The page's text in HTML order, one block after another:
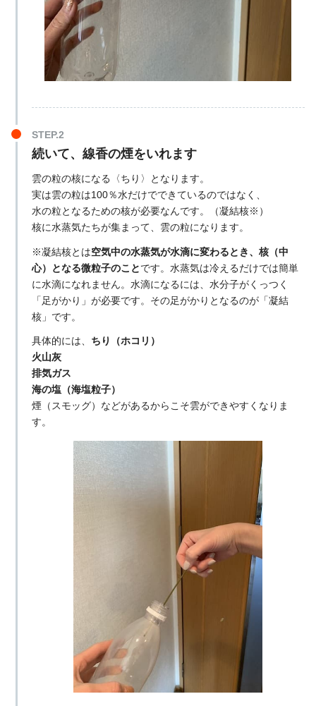
続いて、線香の煙をいれます
雲の粒の核になる〈ちり〉となります。
実は雲の粒は100％水だけでできているのではなく、
水の粒となるための核が必要なんです。（凝結核※）
核に水蒸気たちが集まって、雲の粒になります。
※凝結核とは空気中の水蒸気が水滴に変わるとき、核（中
心）となる微粒子のことです。水蒸気は冷えるだけでは簡単
に水滴になれません。水滴になるには、水分子がくっつく
「足がかり」が必要です。その足がかりとなるのが「凝結
核」です。
具体的には、 ちり（ホコリ）
火山灰
排気ガス
海の塩（海塩粒子）
煙（スモッグ）などがあるからこそ雲ができやすくなりま
す。